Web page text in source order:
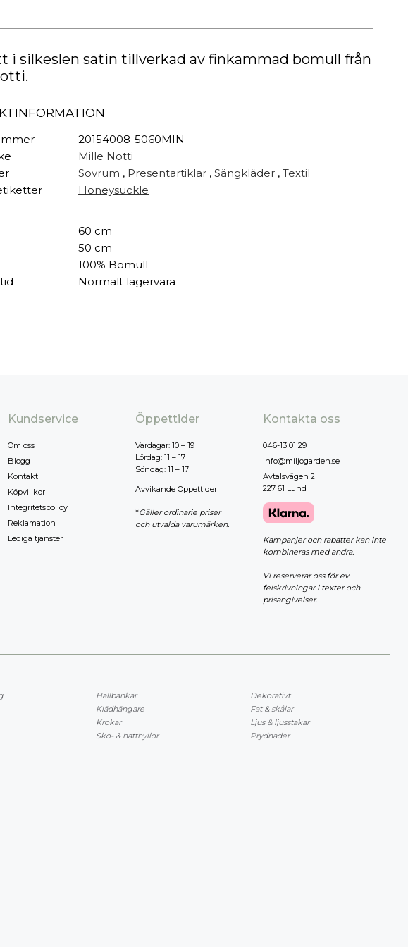
HALL
Galgar
Klädhängare
Sko- & hatthyllor
Miljögården Design
i silkeslen satin tillverkad av finkammad bomull från
20154008-5060MIN
Mille Notti
Sovrum , Presentartiklar ,Sängkläder ,Textil
Honeysuckle
60 cm
50 cm
100% Bomull
Normalt lagervara
Kundservice
Om oss
Blogg
Kontakt
Köpvillkor
Integritetspolicy
Reklamation
Lediga tjänster
Öppettider
Vardagar: 10 – 19
Lördag: 11 – 17
Söndag: 11 – 17
Avvikande Öppettider
*Gäller ordinarie priser
och utvalda varumärken.
Kontakta oss
046-13 01 29
info@miljogarden.se
Avtalsvägen 2
227 61 Lund
Kampanjer och rabatter kan inte
kombineras med andra.
Vi reserverar oss för ev.
felskrivningar i texter och
prisangivelser.
Hallbänkar
Klädhängare
Krokar
Sko- & hatthyllor
Dekorativt
Fat & skålar
Ljus & ljusstakar
Prydnader